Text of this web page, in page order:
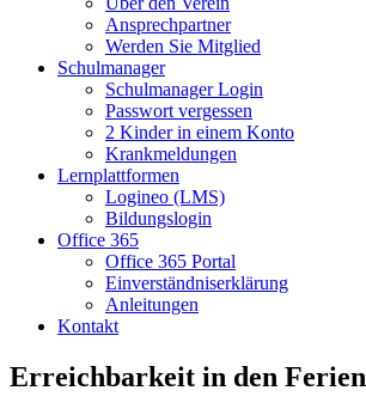
Ansprechpartner
Werden Sie Mitglied
Schulmanager
Schulmanager Login
Passwort vergessen
2 Kinder in einem Konto
Krankmeldungen
Lernplattformen
Logineo (LMS)
Bildungslogin
Office 365
Office 365 Portal
Einverständniserklärung
Anleitungen
Kontakt
Erreichbarkeit in den Ferien